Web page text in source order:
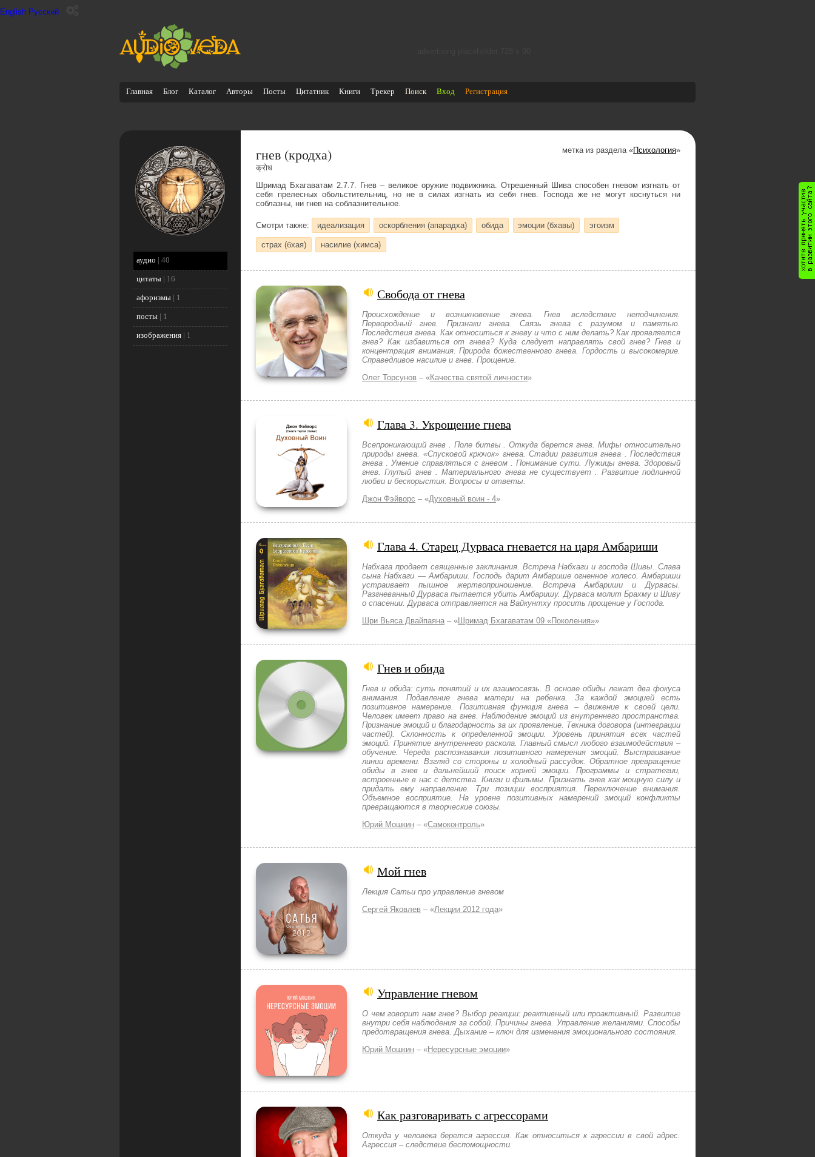
English Русский
Главная Блог Каталог Авторы Посты Цитатник Книги Трекер Поиск Вход Регистрация
аудио | 40
цитаты| 16
афоризмы| 1
посты| 1
изображения| 1
гнев (кродха)
क्रोध
Шримад Бхагаватам 2.7.7. Гнев – великое оружие подвижника. Отрешенный Шива способен гневом изгнать от
себя прелесных обольстительниц, но не в силах изгнать из себя гнев. Господа же не могут коснуться ни
соблазны, ни гнев на соблазнительное.
метка из раздела «Психология»
Смотри также: идеализация оскорбления (апарадха) обида эмоции (бхавы) эгоизм
страх (бхая) насилие (химса)
Свобода от гнева
Происхождение и возникновение гнева. Гнев вследствие неподчинения.
Первородный гнев. Признаки гнева. Связь гнева с разумом и памятью.
Последствия гнева. Как относиться к гневу и что с ним делать? Как проявляется
гнев? Как избавиться от гнева? Куда следует направлять свой гнев? Гнев и
концентрация внимания. Природа божественного гнева. Гордость и высокомерие.
Справедливое насилие и гнев. Прощение.
Олег Торсунов – «Качества святой личности»
Глава 3. Укрощение гнева
Всепроникающий гнев . Поле битвы . Откуда берется гнев. Мифы относительно
природы гнева. «Спусковой крючок» гнева. Стадии развития гнева . Последствия
гнева . Умение справляться с гневом . Понимание сути. Лужицы гнева. Здоровый
гнев. Глупый гнев . Материального гнева не существует . Развитие подлинной
любви и бескорыстия. Вопросы и ответы.
Джон Фэйворс – «Духовный воин - 4»
Глава 4. Старец Дурваса гневается на царя Амбариши
Набхага продает священные заклинания. Встреча Набхаги и господа Шивы. Слава
сына Набхаги — Амбариши. Господь дарит Амбарише огненное колесо. Амбариши
устраивает пышное жертвоприношение. Встреча Амбариши и Дурвасы.
Разгневанный Дурваса пытается убить Амбаришу. Дурваса молит Брахму и Шиву
о спасении. Дурваса отправляется на Вайкунтху просить прощение у Господа.
Шри Вьяса Двайпаяна – «Шримад Бхагаватам 09 «Поколения»»
Гнев и обида
Гнев и обида: суть понятий и их взаимосвязь. В основе обиды лежат два фокуса
внимания. Подавление гнева матери на ребенка. За каждой эмоцией есть
позитивное намерение. Позитивная функция гнева – движение к своей цели.
Человек имеет право на гнев. Наблюдение эмоций из внутреннего пространства.
Признание эмоций и благодарность за их проявление. Техника договора (интеграции
частей). Склонность к определенной эмоции. Уровень принятия всех частей
эмоций. Принятие внутреннего раскола. Главный смысл любого взаимодействия –
обучение. Череда распознавания позитивного намерения эмоций. Выстраивание
линии времени. Взгляд со стороны и холодный рассудок. Обратное превращение
обиды в гнев и дальнейший поиск корней эмоции. Программы и стратегии,
встроенные в нас с детства. Книги и фильмы. Признать гнев как мощную силу и
придать ему направление. Три позиции восприятия. Переключение внимания.
Объемное восприятие. На уровне позитивных намерений эмоций конфликты
превращаются в творческие союзы.
Юрий Мошкин – «Самоконтроль»
Мой гнев
Лекция Сатьи про управление гневом
Сергей Яковлев – «Лекции 2012 года»
Управление гневом
О чем говорит нам гнев? Выбор реакции: реактивный или проактивный. Развитие
внутри себя наблюдения за собой. Причины гнева. Управление желаниями. Способы
предотвращения гнева. Дыхание – ключ для изменения эмоционального состояния.
Юрий Мошкин – «Нересурсные эмоции»
Как разговаривать с агрессорами
Откуда у человека берется агрессия. Как относиться к агрессии в свой адрес.
Агрессия – следствие беспомощности.